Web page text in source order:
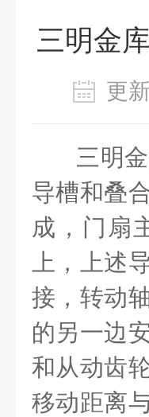
三明金
更
三明
导槽和叠
成，门扇
上，上述
接，转动
的另一边
和从动齿
移动距离